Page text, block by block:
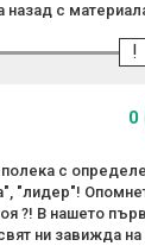
назад с
!
0
с
"лидер"!
?! В нашето
ни завижда на